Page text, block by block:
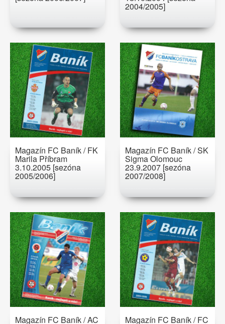
2004/2005]
Magazín FC Baník / FK
Marila Příbram
3.10.2005 [sezóna
2005/2006]
Magazín FC Baník / SK
Sigma Olomouc
23.9.2007 [sezóna
2007/2008]
Magazín FC Baník / AC Magazín FC Baník / FC